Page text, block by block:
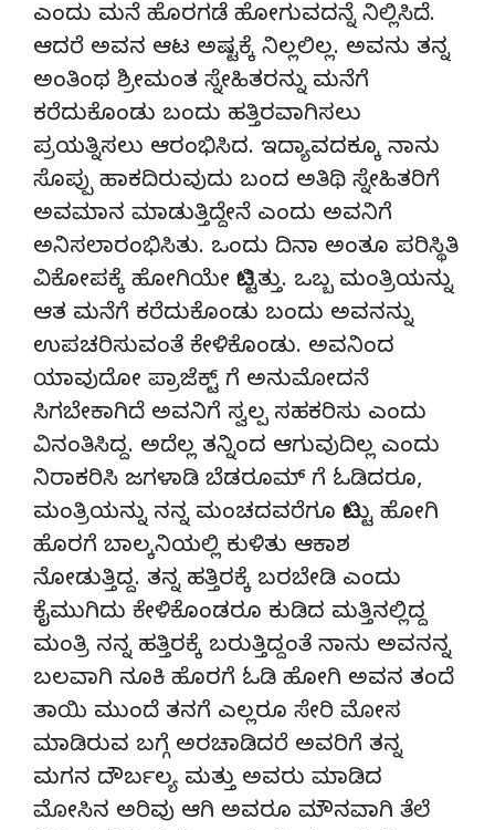
ಎಂದು ಮನೆ ಹೊರಗಡೆ ಹೋಗುವದನ್ನೆ ನಿಲ್ಲಿಸಿದೆ.
ಆದರೆ ಅವನ ಆಟ ಅಷ್ಟಕ್ಕೆ ನಿಲ್ಲಲಿಲ್ಲ. ಅವನು ತನ್ನ
ಅಂತಿಂಥ ಶ್ರೀಮಂತ ಸ್ನೇಹಿತರನ್ನು ಮನೆಗೆ
ಕರೆದುಕೊಂಡು ಬಂದು ಹತ್ತಿರವಾಗಿಸಲು
ಪ್ರಯತ್ನಿಸಲು ಆರಂಭಿಸಿದ. ಇದ್ಯಾವದಕ್ಕೂ ನಾನು
ಸೊಪ್ಪು ಹಾಕದಿರುವುದು ಬಂದ ಅತಿಥಿ ಸ್ನೇಹಿತರಿಗೆ
ಅವಮಾನ ಮಾಡುತ್ತಿದ್ದೇನೆ ಎಂದು ಅವನಿಗೆ
ಅನಿಸಲಾರಂಭಿಸಿತು. ಒಂದು ದಿನಾ ಅಂತೂ ಪರಿಸ್ಥಿತಿ
ವಿಕೋಪಕ್ಕೆ ಹೋಗಿಯೇ ಬಿಟ್ಟಿತ್ತು. ಒಬ್ಬ ಮಂತ್ರಿಯನ್ನು
ಆತ ಮನೆಗೆ ಕರೆದುಕೊಂಡು ಬಂದು ಅವನನ್ನು
ಉಪಚರಿಸುವಂತೆ ಕೇಳಿಕೊಂಡು. ಅವನಿಂದ
ಯಾವುದೋ ಪ್ರಾಜೆಕ್ಟ್ ಗೆ ಅನುಮೋದನೆ
ಸಿಗಬೇಕಾಗಿದೆ ಅವನಿಗೆ ಸ್ವಲ್ಪ ಸಹಕರಿಸು ಎಂದು
ವಿನಂತಿಸಿದ್ದ. ಅದೆಲ್ಲ ತನ್ನಿಂದ ಆಗುವುದಿಲ್ಲ ಎಂದು
ನಿರಾಕರಿಸಿ ಜಗಳಾಡಿ ಬೆಡರೂಮ್ ಗೆ ಓಡಿದರೂ,
ಮಂತ್ರಿಯನ್ನು ನನ್ನ ಮಂಚದವರೆಗೂ ಬಿಟ್ಟು ಹೋಗಿ
ಹೊರಗೆ ಬಾಲ್ಕನಿಯಲ್ಲಿ ಕುಳಿತು ಆಕಾಶ
ನೋಡುತ್ತಿದ್ದ. ತನ್ನ ಹತ್ತಿರಕ್ಕೆ ಬರಬೇಡಿ ಎಂದು
ಕೈಮುಗಿದು ಕೇಳಿಕೊಂಡರೂ ಕುಡಿದ ಮತ್ತಿನಲ್ಲಿದ್ದ
ಮಂತ್ರಿ ನನ್ನ ಹತ್ತಿರಕ್ಕೆ ಬರುತ್ತಿದ್ದಂತೆ ನಾನು ಅವನನ್ನ
ಬಲವಾಗಿ ನೂಕಿ ಹೊರಗೆ ಓಡಿ ಹೋಗಿ ಅವನ ತಂದೆ
ತಾಯಿ ಮುಂದೆ ತನಗೆ ಎಲ್ಲರೂ ಸೇರಿ ಮೋಸ
ಮಾಡಿರುವ ಬಗ್ಗೆ ಅರಚಾಡಿದರೆ ಅವರಿಗೆ ತನ್ನ
ಮಗನ ದೌರ್ಬಲ್ಯ ಮತ್ತು ಅವರು ಮಾಡಿದ
ಮೋಸಿನ ಅರಿವು ಆಗಿ ಅವರೂ ಮೌನವಾಗಿ ತೆಲೆ